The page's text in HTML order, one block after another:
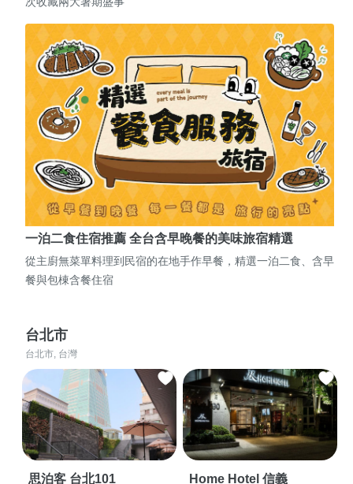
一泊二食住宿推薦 全台含早晚餐的美味旅宿精選
從主廚無菜單料理到民宿的在地手作早餐，精選一泊二食、含早
餐與包棟含餐住宿
台北市
台北市, 台灣
思泊客 台北101 Home Hotel 信義